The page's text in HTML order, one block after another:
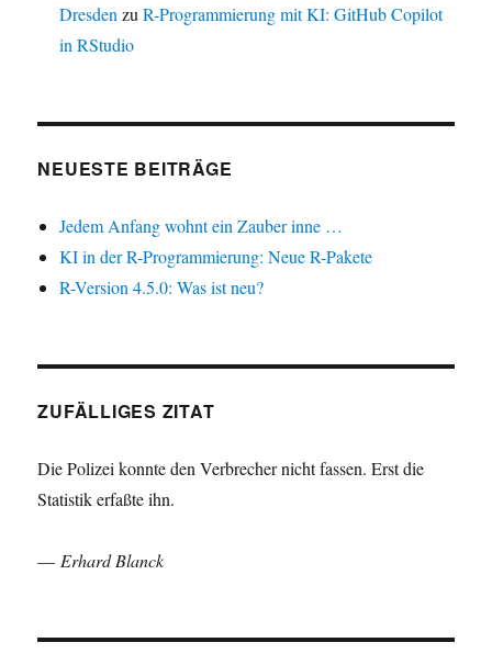
Dresden zuR-Programmierung mit KI: GitHub Copilot
in RStudio
NEUESTE BEITRÄGE
Jedem Anfang wohnt ein Zauber inne …
KI in der R-Programmierung: Neue R-Pakete
R-Version 4.5.0: Was ist neu?
ZUFÄLLIGES ZITAT
Die Polizei konnte den Verbrecher nicht fassen. Erst die
Statistik erfaßte ihn.
— Erhard Blanck